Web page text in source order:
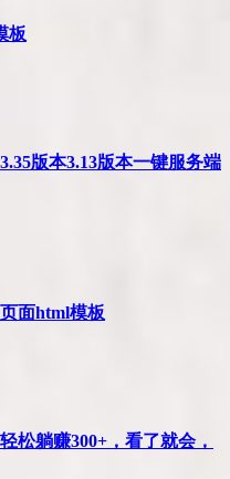
板
版本3.13版本一键服务端
面html模板
松躺赚300+，看了就会，